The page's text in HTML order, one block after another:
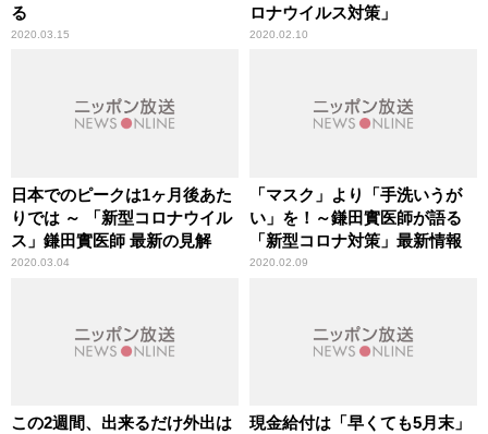
る
2020.03.15
ロナウイルス対策」
2020.02.10
日本でのピークは1ヶ月後あた
りでは ～ 「新型コロナウイル
ス」鎌田實医師 最新の見解
2020.03.04
「マスク」より「手洗いうが
い」を！～鎌田實医師が語る
「新型コロナ対策」最新情報
2020.02.09
この2週間、出来るだけ外出は
現金給付は「早くても5月末」